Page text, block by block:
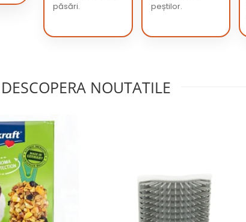
păsări.
peștilor.
DESCOPERA NOUTATILE